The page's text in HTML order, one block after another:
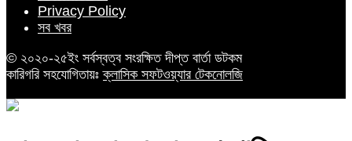
Privacy Policy
সব খবর
© ২০২০-২৫ইং সর্বস্বত্ব সংরক্ষিত দীপ্ত বার্তা ডটকম
কারিগরি সহযোগিতায়ঃক্লাসিক সফটওয়্যার টেকনোলজি